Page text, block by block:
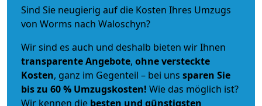
Sind Sie neugierig auf die Kosten Ihres Umzugs
von Worms nach Waloschyn?
Wir sind es auch und deshalb bieten wir Ihnen
transparente Angebote, ohne versteckte
Kosten, ganz im Gegenteil – bei uns sparen Sie
bis zu 60 % Umzugskosten! Wie das möglich ist?
Wir kennen die besten und günstigsten